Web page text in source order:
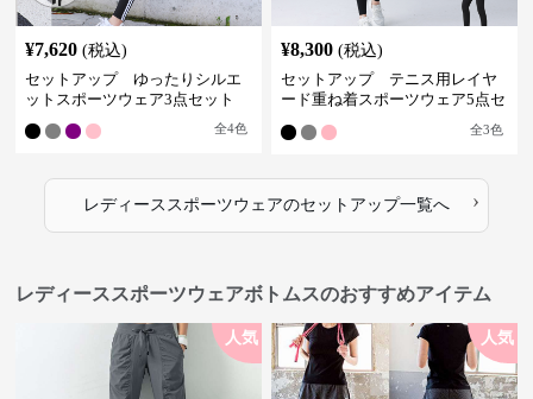
¥7,620 (税込)
セットアップ ゆったりシルエ
ットスポーツウェア3点セット
全4色
¥8,300 (税込)
セットアップ テニス用レイヤ
ード重ね着スポーツウェア5点セ
全3色
レディーススポーツウェアのセットアップ一覧へ ›
レディーススポーツウェアボトムスのおすすめアイテム
人気 人気